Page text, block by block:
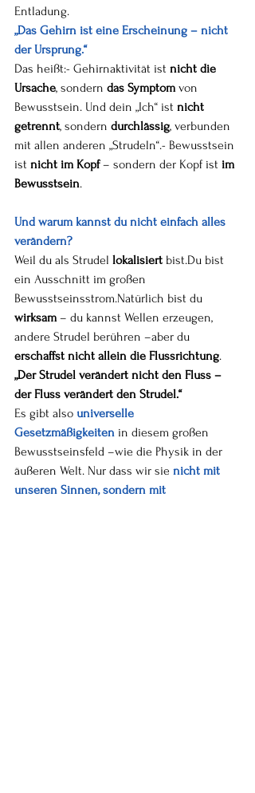
Entladung.
„Das Gehirn ist eine Erscheinung – nicht
der Ursprung.“
Das heißt:- Gehirnaktivität ist nicht die
Ursache, sondern das Symptom von
Bewusstsein. Und dein „Ich“ ist nicht
getrennt, sondern durchlässig, verbunden
mit allen anderen „Strudeln“.- Bewusstsein
ist nicht im Kopf – sondern der Kopf ist im
Bewusstsein.
Und warum kannst du nicht einfach alles
verändern?
Weil du als Strudel lokalisiert bist.Du bist
ein Ausschnitt im großen
Bewusstseinsstrom.Natürlich bist du
wirksam – du kannst Wellen erzeugen,
andere Strudel berühren –aber du
erschaffst nicht allein die Flussrichtung.
„Der Strudel verändert nicht den Fluss –
der Fluss verändert den Strudel.“
Es gibt also universelle
Gesetzmäßigkeiten in diesem großen
Bewusstseinsfeld –wie die Physik in der
äußeren Welt. Nur dass wir sie nicht mit
unseren Sinnen, sondern mit